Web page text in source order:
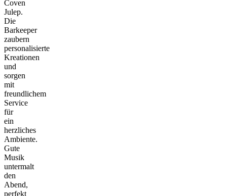
Coven
Julep.
Die
Barkeeper
zaubern
personalisierte
Kreationen
und
sorgen
mit
freundlichem
Service
für
ein
herzliches
Ambiente.
Gute
Musik
untermalt
den
Abend,
perfekt